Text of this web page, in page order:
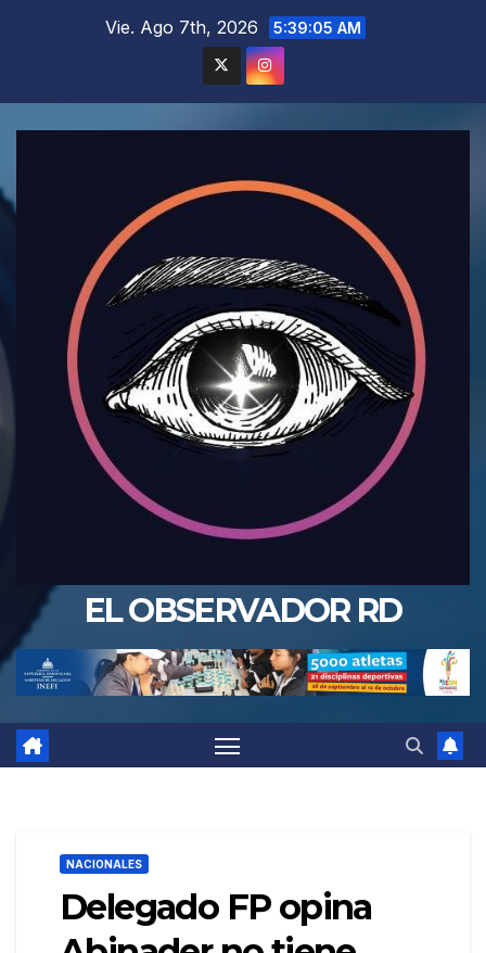
Vie. Ago 7th, 2026 5:39:06 AM
EL OBSERVADOR RD
NACIONALES
Delegado FP opina